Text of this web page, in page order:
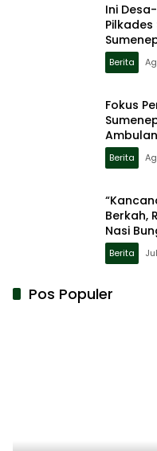
Ini
Berita
Fokus
Berita
Berkah,
Nasi
Berita
Pos Populer